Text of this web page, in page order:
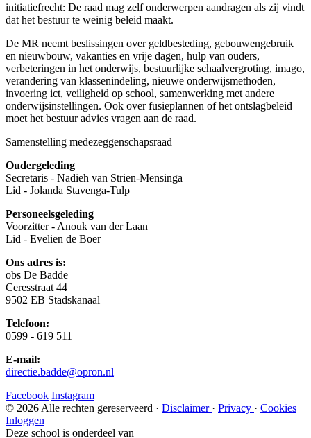
initiatiefrecht: De raad mag zelf onderwerpen aandragen als zij vindt
dat het bestuur te weinig beleid maakt.
De MR neemt beslissingen over geldbesteding, gebouwengebruik
en nieuwbouw, vakanties en vrije dagen, hulp van ouders,
verbeteringen in het onderwijs, bestuurlijke schaalvergroting, imago,
verandering van klassenindeling, nieuwe onderwijsmethoden,
invoering ict, veiligheid op school, samenwerking met andere
onderwijsinstellingen. Ook over fusieplannen of het ontslagbeleid
moet het bestuur advies vragen aan de raad.
Samenstelling medezeggenschapsraad
Oudergeleding
Secretaris - Nadieh van Strien-Mensinga
Lid - Jolanda Stavenga-Tulp
Personeelsgeleding
Voorzitter - Anouk van der Laan
Lid - Evelien de Boer
Ons adres is:
obs De Badde
Ceresstraat 44
9502 EB Stadskanaal
Telefoon:
0599 - 619 511
E-mail:
directie.badde@opron.nl
Facebook Instagram
© 2026 Alle rechten gereserveerd · Disclaimer · Privacy · Cookies
Inloggen
Deze school is onderdeel van